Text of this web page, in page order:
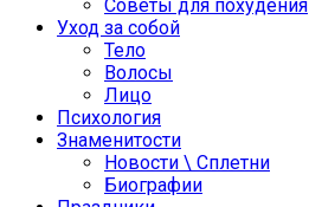
Советы для похудения
Уход за собой
Тело
Волосы
Лицо
Психология
Знаменитости
Новости \ Сплетни
Биографии